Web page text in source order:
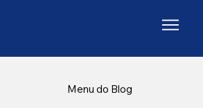
Menu do Blog